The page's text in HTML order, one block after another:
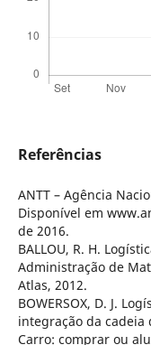
Referências
ANTT – Agência
Disponível em
de 2016.
BALLOU, R. H.
Administração de
Atlas, 2012.
BOWERSOX, D. J.
integração da cadeia
Carro: comprar ou